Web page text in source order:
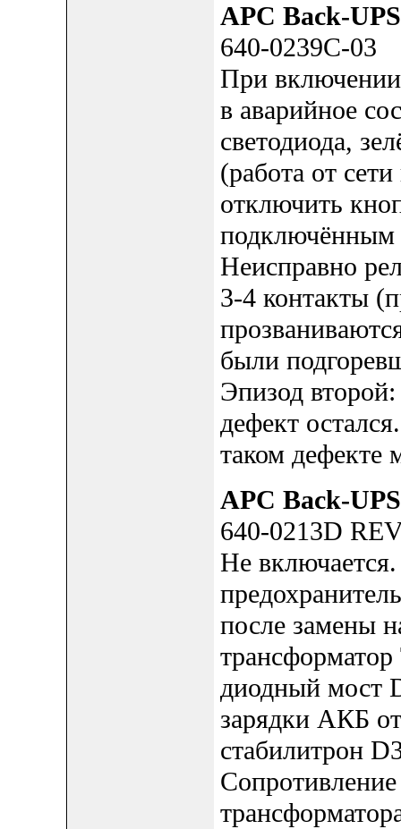
APC Back-
640-0239C-03
При включении
в аварийное
светодиода,
(работа от
отключить
подключённым
Неисправно
3-4 контакты
были
Эпизод второй:
дефект
таком дефекте
APC Back-
640-0213D
Не
после замены
диодный мост
зарядки АКБ
стабилитрон